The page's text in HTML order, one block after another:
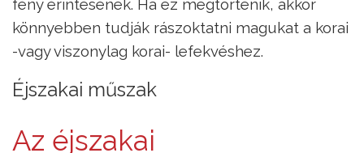
fény érintésének. Ha ez megtörténik, akkor
könnyebben tudják rászoktatni magukat a korai
-vagy viszonylag korai- lefekvéshez.
Éjszakai műszak
Az éjszakai